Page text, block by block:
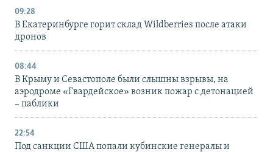
09:28
В Екатеринбурге горит склад Wildberries после атаки
дронов
08:44
В Крыму и Севастополе были слышны взрывы, на
аэродроме «Гвардейское» возник пожар с детонацией
– паблики
22:54
Под санкции США попали кубинские генералы и